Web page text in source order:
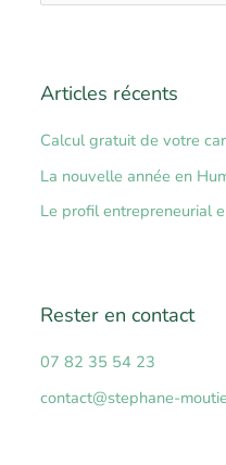
e
e
r
c
h
:
Articles récents
Calcul gratuit de votre
La nouvelle année en
Le profil entrepreneurial
Rester en contact
07 82 35 54 23
contact@stephane-